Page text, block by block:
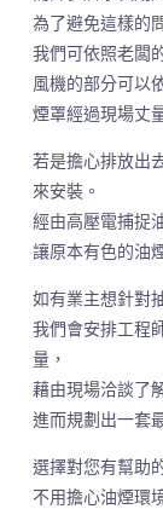
為了避免這樣的
我們可依照老闆
風機的部分可以
煙罩經過現場丈
若是擔心排放出
來安裝。
經由高壓電捕捉
讓原本有色的油
如有業主想針對
我們會安排工程
量，
藉由現場洽談了
進而規劃出一套
選擇對您有幫助
不用擔心油煙環